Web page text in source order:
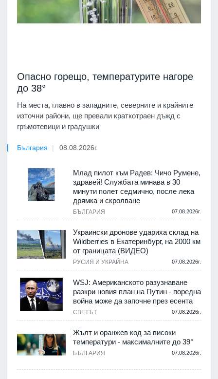
Опасно горещо, температурите нагоре
до 38°
На места, главно в западните, северните и крайните
източни райони, ще превали краткотраен дъжд с
гръмотевици и градушки
България 08.08.2026г.
Млад пилот към Радев: Чичо Румене,
здравей! Службата минава в 30
минути полет седмично, после лека
дрямка и скролване
БЪЛГАРИЯ 07.08.2026г.
Украински дронове удариха склад на
Wildberries в Екатеринбург, на 2000 км
от границата (ВИДЕО)
РУСИЯ И УКРАЙНА 07.08.2026г.
WSJ: Американското разузнаване
разкри новия план на Путин - поредна
война може да започне през есента
СВЕТЪТ 07.08.2026г.
Жълт и оранжев код за високи
температури - максималните до 39°
БЪЛГАРИЯ 07.08.2026г.